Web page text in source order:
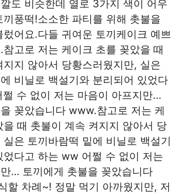
도 비슷한데 열로 3가지 색이 어우
끼풍떡!소소한 파티를 위해 촛불을
렀어요.다들 귀여운 토끼케이크 예쁘
참고로 저는 케이크 초를 꽂았을 때
지지 않아서 당황스러웠지만, 실은
비닐로 백설기와 분리되어 있었다
수 없이 저는 마음이 아프지만…
꽂았습니다 www.참고로 저는 케
을 때 촛불이 계속 켜지지 않아서 당
실은 토끼바람떡 밑에 비닐로 백설기
었다고 하는 ww 어쩔 수 없이 저는
… 토끼에게 촛불을 꽂았습니다
할 차례~! 정말 먹기 아까웠지만, 저